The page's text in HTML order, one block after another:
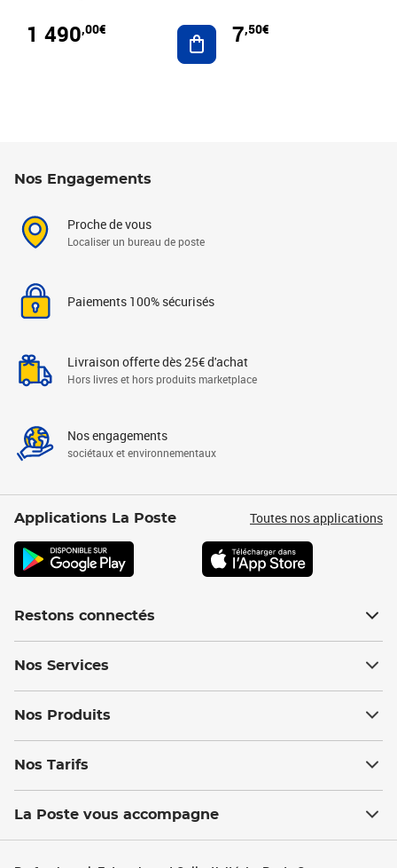
1 490,00€ Ajouter au panier
7,50€
Nos Engagements
Proche de vous
Localiser un bureau de poste
Paiements 100% sécurisés
Livraison offerte dès 25€ d'achat
Hors livres et hors produits marketplace
Nos engagements
sociétaux et environnementaux
Applications La Poste Toutes nos applications
Restons connectés
Nos Services
Nos Produits
Nos Tarifs
La Poste vous accompagne